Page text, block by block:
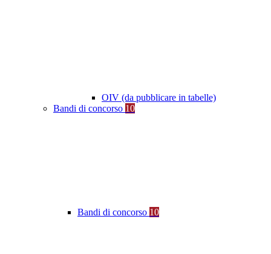
OIV (da pubblicare in tabelle)
Bandi di concorso 10
Bandi di concorso 10